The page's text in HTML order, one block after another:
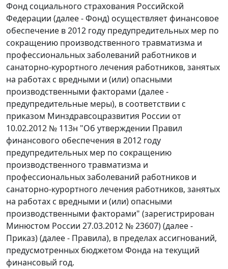
Фонд социального страхования Российской
Федерации (далее - Фонд) осуществляет финансовое
обеспечение в 2012 году предупредительных мер по
сокращению производственного травматизма и
профессиональных заболеваний работников и
санаторно-курортного лечения работников, занятых
на работах с вредными и (или) опасными
производственными факторами (далее -
предупредительные меры), в соответствии с
приказом Минздравсоцразвития России от
10.02.2012 № 113н "Об утверждении Правил
финансового обеспечения в 2012 году
предупредительных мер по сокращению
производственного травматизма и
профессиональных заболеваний работников и
санаторно-курортного лечения работников, занятых
на работах с вредными и (или) опасными
производственными факторами" (зарегистрирован
Минюстом России 27.03.2012 № 23607) (далее -
Приказ) (далее - Правила), в пределах ассигнований,
предусмотренных бюджетом Фонда на текущий
финансовый год.